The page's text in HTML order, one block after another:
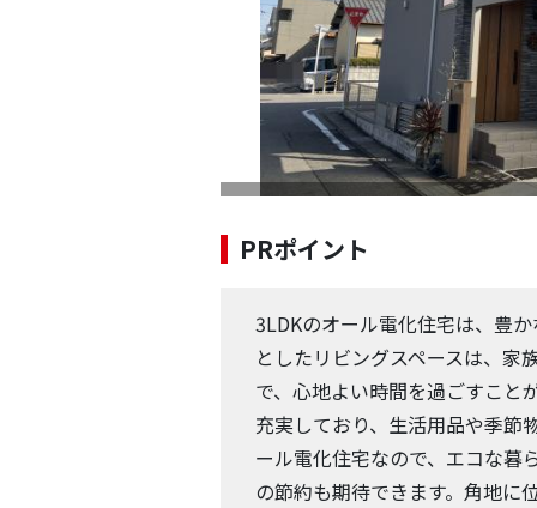
PRポイント
3LDKのオール電化住宅は、豊
としたリビングスペースは、家
で、心地よい時間を過ごすこと
充実しており、生活用品や季節
ール電化住宅なので、エコな暮
の節約も期待できます。角地に